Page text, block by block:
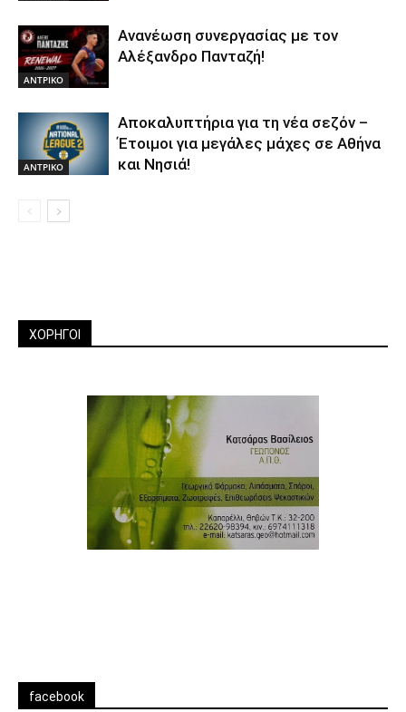
ΑΝTΡΙΚΟ
Ανανέωση συνεργασίας με τον
Αλέξανδρο Πανταζή!
ΑΝTΡΙΚΟ
Αποκαλυπτήρια για τη νέα σεζόν –
Έτοιμοι για μεγάλες μάχες σε Αθήνα
και Νησιά!
ΧΟΡΗΓΟΙ
facebook